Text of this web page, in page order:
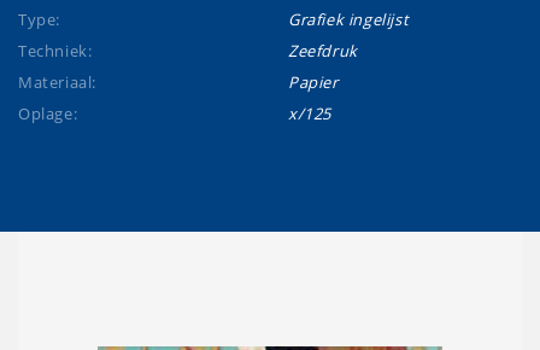
Type:
Grafiek ingelijst
Techniek:
Zeefdruk
Materiaal:
Papier
Oplage:
x/125